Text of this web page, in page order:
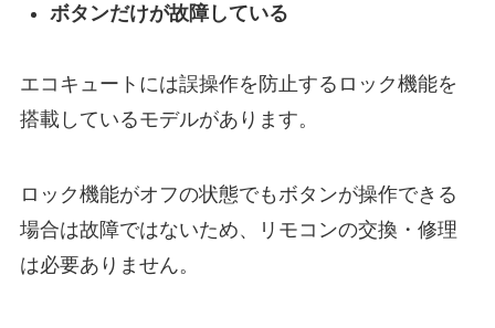
ボタンだけが故障している
エコキュートには誤操作を防止するロック機能を
搭載しているモデルがあります。
ロック機能がオフの状態でもボタンが操作できる
場合は故障ではないため、リモコンの交換・修理
は必要ありません。